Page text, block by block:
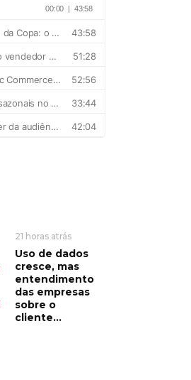
21 horas atrás
Uso de dados
cresce, mas
entendimento
das empresas
sobre o
cliente...